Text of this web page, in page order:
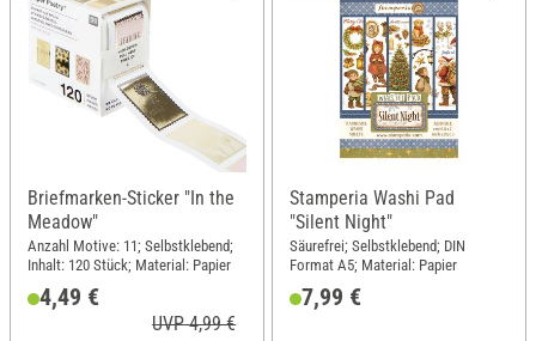
Briefmarken-Sticker "In the
Meadow"
Anzahl Motive: 11; Selbstklebend;
Inhalt: 120 Stück; Material: Papier
4,49 €
UVP 4,99 €
Stamperia Washi Pad
"Silent Night"
Säurefrei; Selbstklebend; DIN
Format A5; Material: Papier
7,99 €